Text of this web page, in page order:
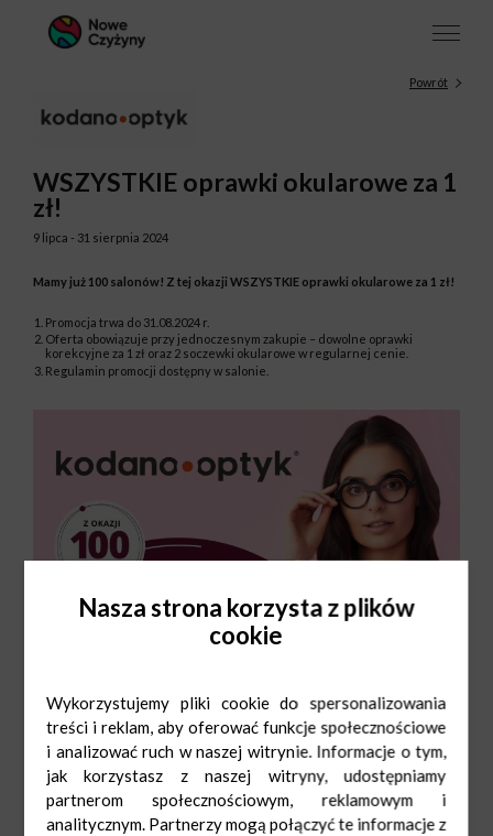
Powrót
WSZYSTKIE oprawki okularowe za 1
zł!
9 lipca - 31 sierpnia 2024
Mamy już 100 salonów! Z tej okazji WSZYSTKIE oprawki okularowe za 1 zł!
Promocja trwa do 31.08.2024 r.
Oferta obowiązuje przy jednoczesnym zakupie – dowolne oprawki
korekcyjne za 1 zł oraz 2 soczewki okularowe w regularnej cenie.
Regulamin promocji dostępny w salonie.
Nasza strona korzysta z plików
cookie
Wykorzystujemy pliki cookie do spersonalizowania
treści i reklam, aby oferować funkcje społecznościowe
i analizować ruch w naszej witrynie. Informacje o tym,
jak korzystasz z naszej witryny, udostępniamy
partnerom społecznościowym, reklamowym i
analitycznym. Partnerzy mogą połączyć te informacje z